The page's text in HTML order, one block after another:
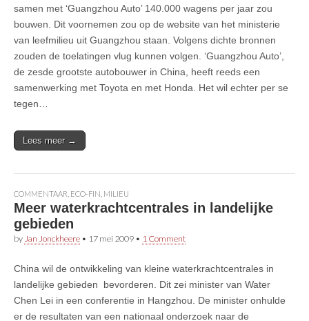
samen met ‘Guangzhou Auto’ 140.000 wagens per jaar zou
bouwen. Dit voornemen zou op de website van het ministerie
van leefmilieu uit Guangzhou staan. Volgens dichte bronnen
zouden de toelatingen vlug kunnen volgen. ‘Guangzhou Auto’,
de zesde grootste autobouwer in China, heeft reeds een
samenwerking met Toyota en met Honda. Het wil echter per se
tegen…
Lees meer →
COMMENTAAR ECO-FIN MILIEU
Meer waterkrachtcentrales in landelijke
gebieden
by Jan Jonckheere • 17 mei 2009 • 1 Comment
China wil de ontwikkeling van kleine waterkrachtcentrales in
landelijke gebieden bevorderen. Dit zei minister van Water
Chen Lei in een conferentie in Hangzhou. De minister onhulde
er de resultaten van een nationaal onderzoek naar de